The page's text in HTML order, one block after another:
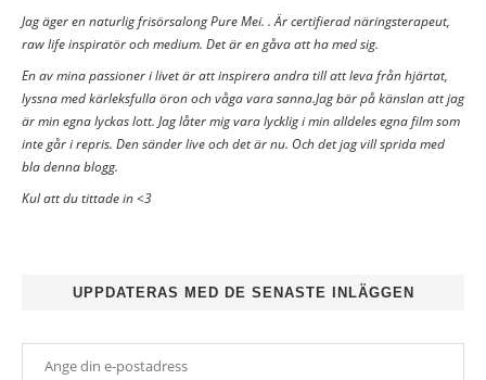
Jag äger en naturlig frisörsalong Pure Mei. . Är certifierad näringsterapeut,
raw life inspiratör och medium. Det är en gåva att ha med sig.
En av mina passioner i livet är att inspirera andra till att leva från hjärtat,
lyssna med kärleksfulla öron och våga vara sanna.Jag bär på känslan att jag
är min egna lyckas lott. Jag låter mig vara lycklig i min alldeles egna film som
inte går i repris. Den sänder live och det är nu. Och det jag vill sprida med
bla denna blogg.
Kul att du tittade in <3
UPPDATERAS MED DE SENASTE INLÄGGEN